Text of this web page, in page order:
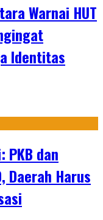
Warnai HUT
Identitas
PKB dan
Daerah Harus